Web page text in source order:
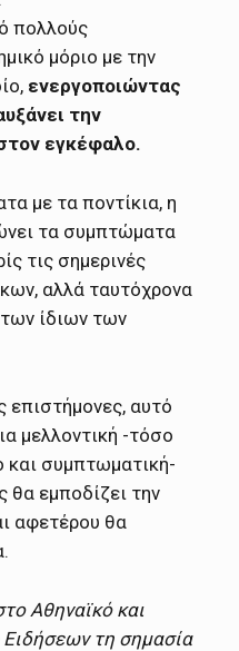
πολλούς
μόριο με την
ενεργοποιώντας
την
εγκέφαλο.
με τα ποντίκια, η
τα συμπτώματα
τις σημερινές
αλλά ταυτόχρονα
ίδιων των
επιστήμονες, αυτό
μελλοντική -τόσο
και συμπτωματική-
θα εμποδίζει την
αφετέρου θα
Αθηναϊκό και
τη σημασία